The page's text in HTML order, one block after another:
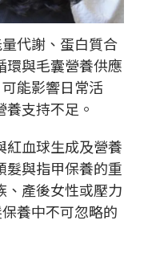
代謝、蛋白質合
環與毛囊營養供應
能影響日常活
支持不足。
紅血球生成及營養
髮與指甲保養的重
、產後女性或壓力
養中不可忽略的